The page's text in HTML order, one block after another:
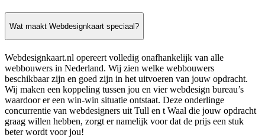
Wat maakt Webdesignkaart speciaal?
Webdesignkaart.nl opereert volledig onafhankelijk van alle
webbouwers in Nederland. Wij zien welke webbouwers
beschikbaar zijn en goed zijn in het uitvoeren van jouw opdracht.
Wij maken een koppeling tussen jou en vier webdesign bureau’s
waardoor er een win-win situatie ontstaat. Deze onderlinge
concurrentie van webdesigners uit Tull en t Waal die jouw opdracht
graag willen hebben, zorgt er namelijk voor dat de prijs een stuk
beter wordt voor jou!